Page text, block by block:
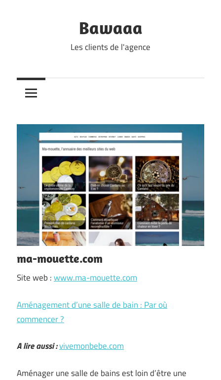
Bawaaa
Les clients de l'agence
ma-mouette.com
Site web :www.ma-mouette.com
Aménagement d’une salle de bain : Par où
commencer ?
A lire aussi :vivemonbebe.com
Aménager une salle de bains est loin d’être une